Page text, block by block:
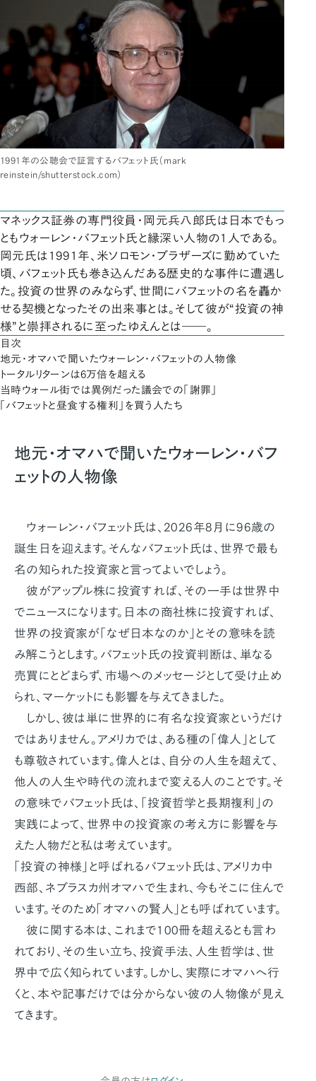
1991年の公聴会で証言するバフェット氏（mark
reinstein/shutterstock.com）
マネックス証券の専門役員・岡元兵八郎氏は日本でもっ
ともウォーレン・バフェット氏と縁深い人物の1人である。
岡元氏は1991年、米ソロモン・ブラザーズに勤めていた
頃、バフェット氏も巻き込んだある歴史的な事件に遭遇し
た。投資の世界のみならず、世間にバフェットの名を轟か
せる契機となったその出来事とは。そして彼が“投資の神
様”と崇拝されるに至ったゆえんとは――。
目次
地元・オマハで聞いたウォーレン・バフェットの人物像
トータルリターンは6万倍を超える
当時ウォール街では異例だった議会での「謝罪」
「バフェットと昼食する権利」を買う人たち
地元・オマハで聞いたウォーレン・バフ
ェットの人物像
ウォーレン・バフェット氏は、2026年8月に96歳の
誕生日を迎えます。そんなバフェット氏は、世界で最も
名の知られた投資家と言ってよいでしょう。
彼がアップル株に投資すれば、その一手は世界中
でニュースになります。日本の商社株に投資すれば、
世界の投資家が「なぜ日本なのか」とその意味を読
み解こうとします。バフェット氏の投資判断は、単なる
売買にとどまらず、市場へのメッセージとして受け止め
られ、マーケットにも影響を与えてきました。
しかし、彼は単に世界的に有名な投資家というだけ
ではありません。アメリカでは、ある種の「偉人」として
も尊敬されています。偉人とは、自分の人生を超えて、
他人の人生や時代の流れまで変える人のことです。そ
の意味でバフェット氏は、「投資哲学と長期複利」の
実践によって、世界中の投資家の考え方に影響を与
えた人物だと私は考えています。
「投資の神様」と呼ばれるバフェット氏は、アメリカ中
西部、ネブラスカ州オマハで生まれ、今もそこに住んで
います。そのため「オマハの賢人」とも呼ばれています。
彼に関する本は、これまで100冊を超えるとも言わ
れており、その生い立ち、投資手法、人生哲学は、世
界中で広く知られています。しかし、実際にオマハへ行
くと、本や記事だけでは分からない彼の人物像が見え
てきます。